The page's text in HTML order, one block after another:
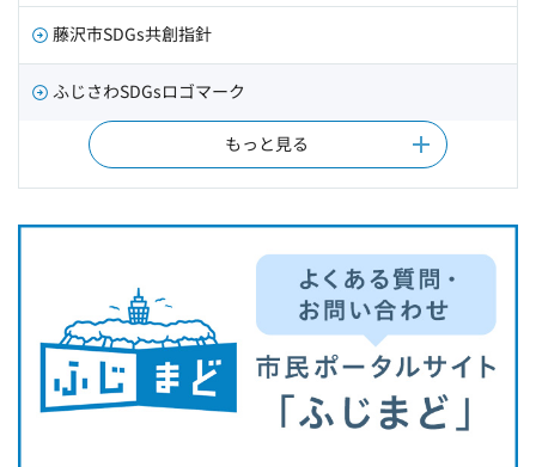
藤沢市SDGs共創指針
ふじさわSDGsロゴマーク
もっと見る